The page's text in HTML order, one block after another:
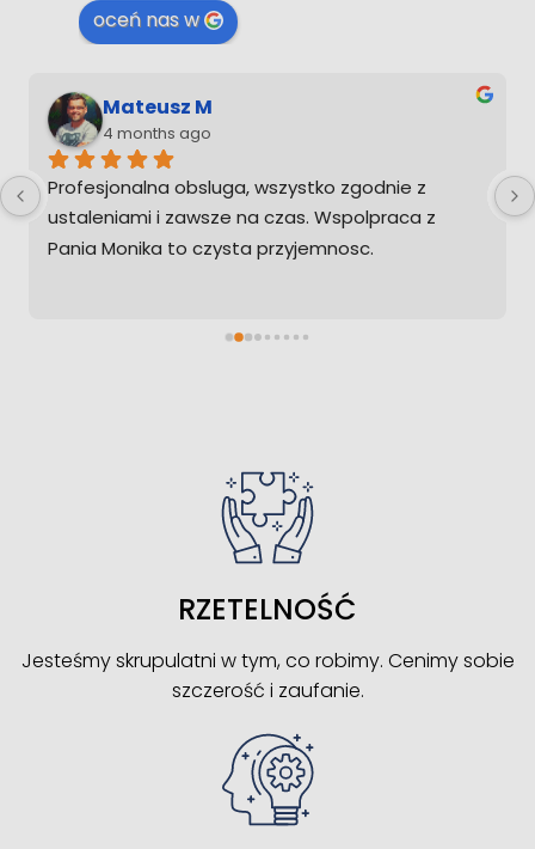
oceń nas w
Mateusz M
4 months ago
Profesjonalna obsluga, wszystko zgodnie z
ustaleniami i zawsze na czas. Wspolpraca z
Pania Monika to czysta przyjemnosc.
RZETELNOŚĆ
Jesteśmy skrupulatni w tym, co robimy. Cenimy sobie
szczerość i zaufanie.